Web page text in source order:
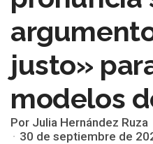
justo»
modelos
Por Julia Hernández Ruza
30 de septiembre de